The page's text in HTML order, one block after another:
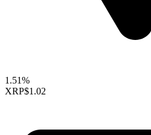
1.51%
XRP$1.02